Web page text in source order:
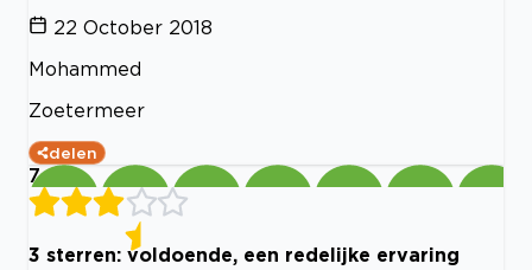
22 October 2018
Mohammed
Zoetermeer
delen
7
3 sterren: voldoende, een redelijke ervaring